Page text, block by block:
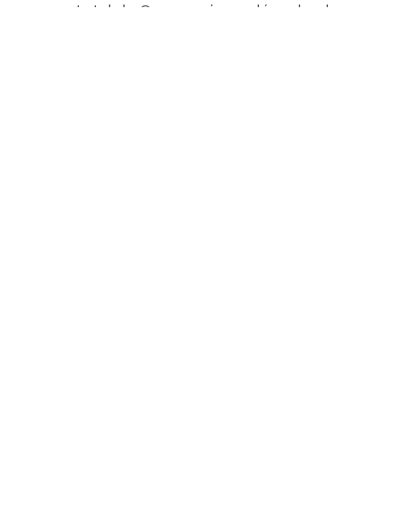
e um total de 80 parceiros, além de chegar a